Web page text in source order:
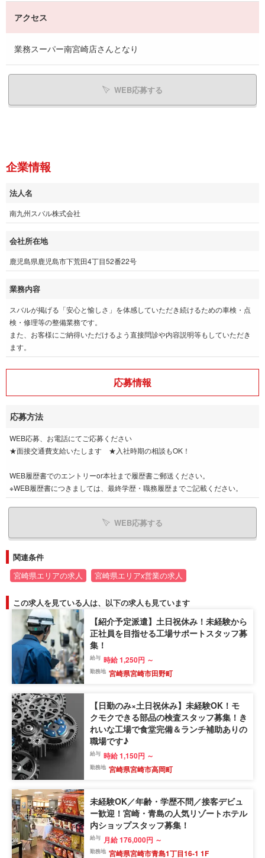
アクセス
業務スーパー南宮崎店さんとなり
WEB応募する
企業情報
法人名
南九州スバル株式会社
会社所在地
鹿児島県鹿児島市下荒田4丁目52番22号
業務内容
スバルが掲げる「安心と愉しさ」を体感していただき続けるための車検・点
検・修理等の整備業務です。
また、お客様にご納得いただけるよう直接問診や内容説明等もしていただき
ます。
応募情報
応募方法
WEB応募、お電話にてご応募ください
★面接交通費支給いたします ★入社時期の相談もOK！
WEB履歴書でのエントリーor本社まで履歴書ご郵送ください。
※WEB履歴書につきましては、最終学歴・職務履歴までご記載ください。
WEB応募する
関連条件
宮崎県エリアの求人 宮崎県エリアx営業の求人
この求人を見ている人は、以下の求人も見ています
【紹介予定派遣】土日祝休み！未経験から
正社員を目指せる工場サポートスタッフ募
集！
給与 時給 1,250円 ～
勤務地 宮崎県宮崎市田野町
【日勤のみ×土日祝休み】未経験OK！モ
クモクできる部品の検査スタッフ募集！き
れいな工場で食堂完備＆ランチ補助ありの
職場です♪
給与 時給 1,150円 ～
勤務地 宮崎県宮崎市高岡町
未経験OK／年齢・学歴不問／接客デビュ
ー歓迎！宮崎・青島の人気リゾートホテル
内ショップスタッフ募集！
給与 月給 176,000円 ～
勤務地 宮崎県宮崎市青島1丁目16-1 1F